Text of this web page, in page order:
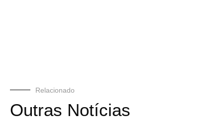
Relacionado
Outras Notícias